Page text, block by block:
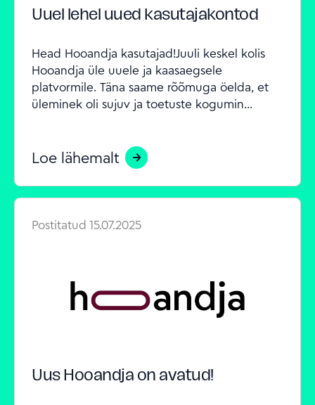
Uuel lehel uued kasutajakontod
Head Hooandja kasutajad!Juuli keskel kolis
Hooandja üle uuele ja kaasaegsele
platvormile. Täna saame rõõmuga öelda, et
üleminek oli sujuv ja toetuste kogumin...
Loe lähemalt
Postitatud 15.07.2025
Uus Hooandja on avatud!